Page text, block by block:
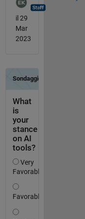
il 29
Mar
2023